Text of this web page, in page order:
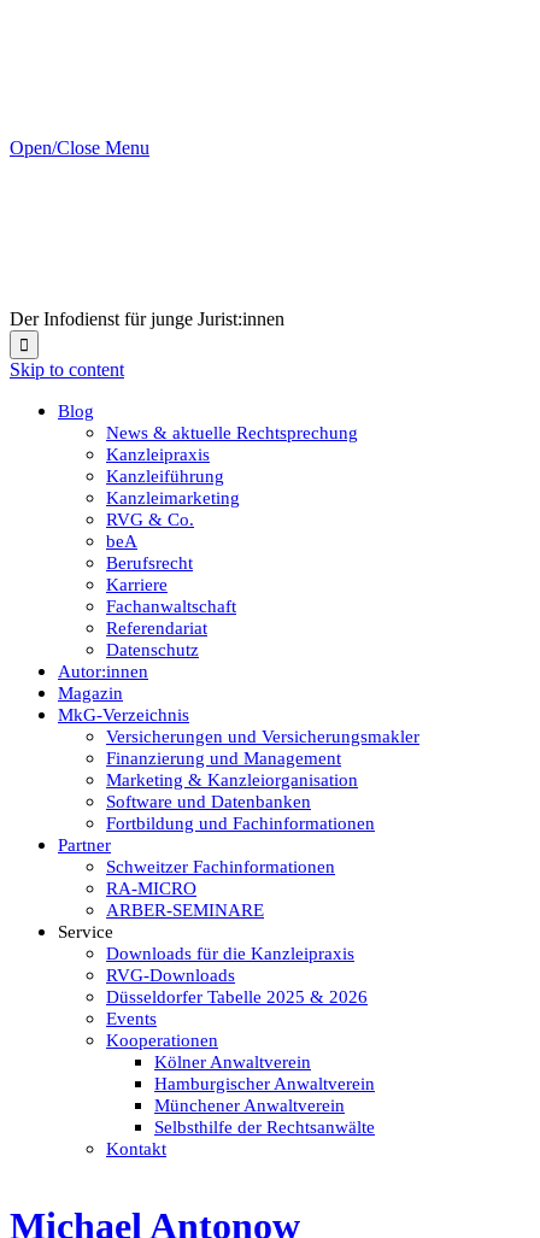
Open/Close Menu
Der Infodienst für junge Jurist:innen

Skip to content
Blog
News & aktuelle Rechtsprechung
Kanzleipraxis
Kanzleiführung
Kanzleimarketing
RVG & Co.
beA
Berufsrecht
Karriere
Fachanwaltschaft
Referendariat
Datenschutz
Autor:innen
Magazin
MkG-Verzeichnis
Versicherungen und Versicherungsmakler
Finanzierung und Management
Marketing & Kanzleiorganisation
Software und Datenbanken
Fortbildung und Fachinformationen
Partner
Schweitzer Fachinformationen
RA-MICRO
ARBER-SEMINARE
Service
Downloads für die Kanzleipraxis
RVG-Downloads
Düsseldorfer Tabelle 2025 & 2026
Events
Kooperationen
Kölner Anwaltverein
Hamburgischer Anwaltverein
Münchener Anwaltverein
Selbsthilfe der Rechtsanwälte
Kontakt
Michael Antonow